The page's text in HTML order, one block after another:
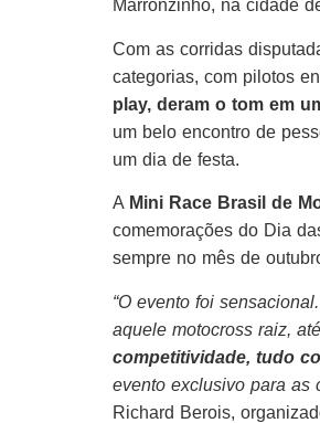
Marronzinho, na cidade
Com as corridas
categorias, com pilotos
play, deram o tom em
um belo encontro de
um dia de festa.
A Mini Race Brasil de
comemorações do Dia
sempre no mês de
“O evento foi
aquele motocross raiz,
competitividade, tudo
evento exclusivo para as
Richard Berois,